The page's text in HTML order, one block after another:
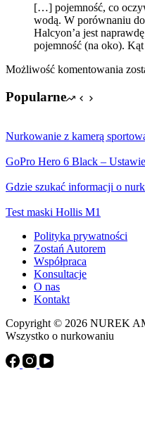
[…] pojemność, co
wodą. W porównaniu
Halcyon’a jest
pojemność (na oko).
Możliwość komentowania
Popularne
Nurkowanie z kamerą
GoPro Hero 6 Black –
Gdzie szukać informacji o
Test maski Hollis M1
Polityka prywatności
Zostań Autorem
Współpraca
Konsultacje
O nas
Kontakt
Copyright © 2026 NUREK
Wszystko o nurkowaniu